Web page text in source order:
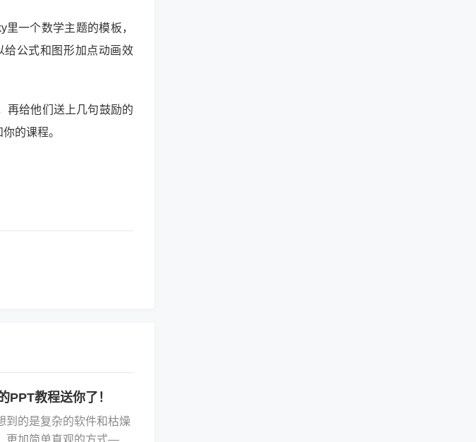
一个数学主题的模板，
公式和图形加点动画效
再给他们送上几句鼓励的
的课程。
PPT教程送你了！
到的是复杂的软件和枯燥
更加简单直观的方式——